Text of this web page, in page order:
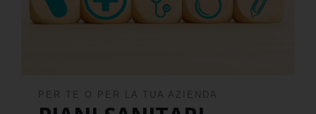
PER TE O PER LA TUA AZIENDA